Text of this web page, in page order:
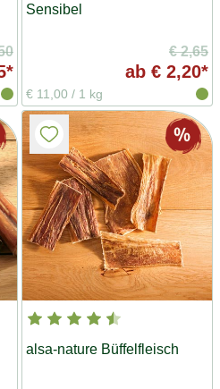
Sensibel
€ 2,65
ab € 2,20*
€ 11,00 / 1 kg
alsa-nature Büffelfleisch